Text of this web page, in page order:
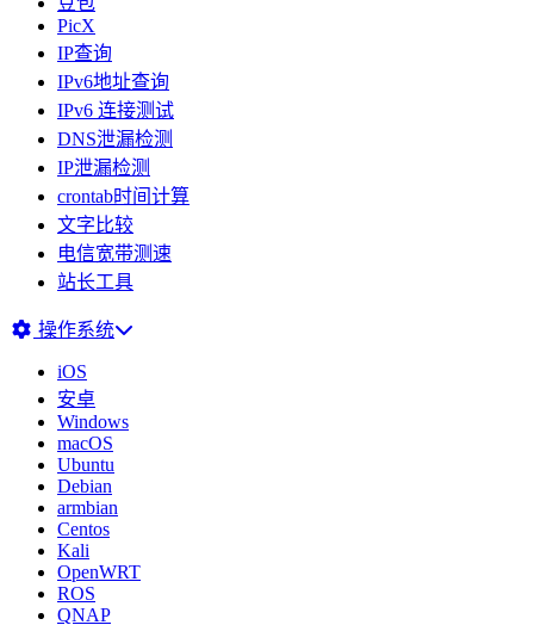
PicX
IP查询
IPv6地址查询
IPv6 连接测试
DNS泄漏检测
IP泄漏检测
crontab时间计算
文字比较
电信宽带测速
站长工具
操作系统
iOS
安卓
Windows
macOS
Ubuntu
Debian
armbian
Centos
Kali
OpenWRT
ROS
QNAP